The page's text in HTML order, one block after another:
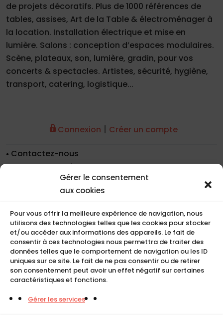
Gérer le consentement
aux cookies
Pour vous offrir la meilleure expérience de navigation, nous
utilisons des technologies telles que les cookies pour stocker
et/ou accéder aux informations des appareils. Le fait de
consentir à ces technologies nous permettra de traiter des
données telles que le comportement de navigation ou les ID
uniques sur ce site. Le fait de ne pas consentir ou de retirer
son consentement peut avoir un effet négatif sur certaines
caractéristiques et fonctions.
Gérer les services
de projets décoratifs. Plus de 1000 références de
tables, assises, Art de la Table & électroménager à
la location. Installation électrique et mise en
lumière. Salons : conception d’espaces modulaires.
Scène, plateaux, son, lumière, gradin, pour vos
concerts & spectacles. Artistes, sécurité, hygiène,
transport, catering, logistique...
Connexion | Créer un compte
Contactez-nous
Nos coordonnées
Nos références
Recrutement
CGU
Mentions légales
Politique de cookies (UE)
COMPACT
5, Rue Ambroise Croizat